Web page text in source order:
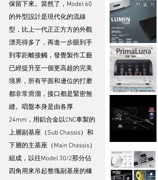
保留下來。當然了，Model 60
的外型設計是現代化的流線
型，比上一代正正方方的外觀
漂亮得多了，再進一步眼到手
到零距離接觸，發覺製作工藝
已經提升至一個更高超的完美
境界，所有平面和邊位的打磨
都非常滑溜，接口都是緊密無
縫。唱盤本身是由各厚
24mm，用鋁合金以CNC車製的
上層副基座（Sub Chassis）和
下層的主基座（Main Chassis）
組成，以往Model 30/2那分佔
四角用來吊起整塊副基座的橡